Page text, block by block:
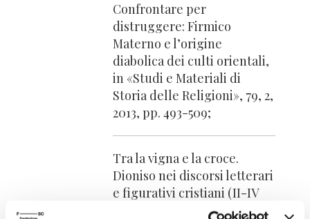
Confrontare per
distruggere: Firmico
Materno e l’origine
diabolica dei culti orientali,
in «Studi e Materiali di
Storia delle Religioni», 79, 2,
2013, pp. 493-509;
Tra la vigna e la croce.
Dioniso nei discorsi letterari
e figurativi cristiani (II-IV
secolo), Stuttgart, Franz